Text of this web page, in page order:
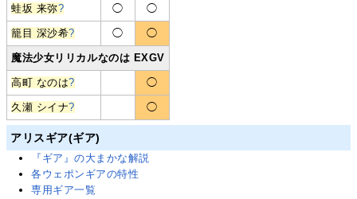
蛙坂 来弥? ◯ ◯
籠目 深沙希? ◯ ◯
魔法少女リリカルなのは EXGV
高町 なのは? ◯
久瀬 シイナ? ◯
アリスギア(ギア)
『ギア』の大まかな解説
各ウェポンギアの特性
専用ギア一覧